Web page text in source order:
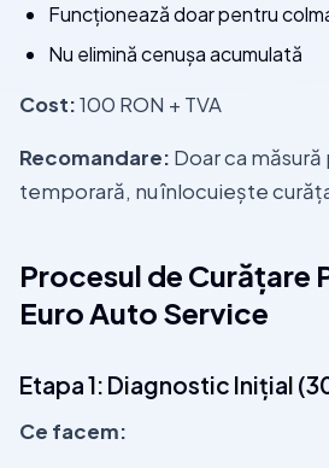
Funcționează doar pentru
Nu elimină cenușa acumulată
Cost:100 RON + TVA
Recomandare: Doar ca
temporară, nu înlocuiește
Procesul de Curățare
Euro Auto Service
Etapa 1: Diagnostic Inițial
Ce facem: